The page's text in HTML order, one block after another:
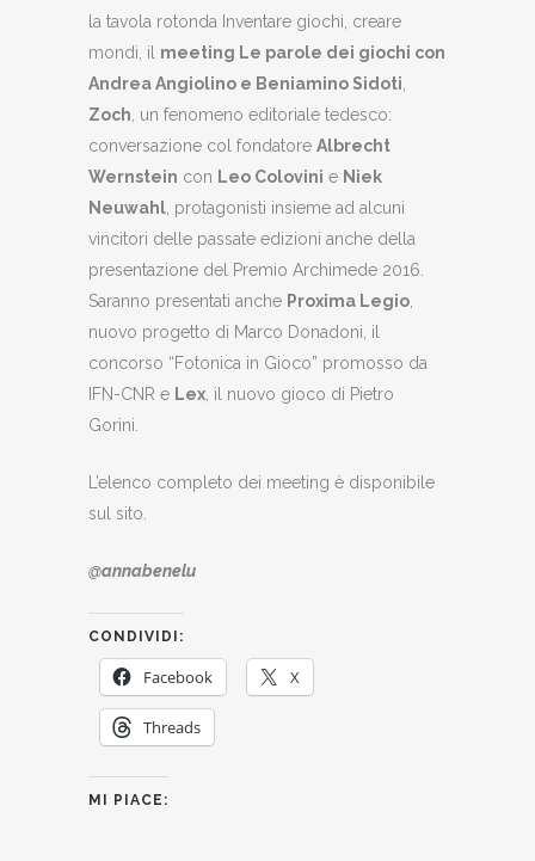
la tavola rotonda Inventare giochi, creare
mondi, il meeting Le parole dei giochi con
Andrea Angiolino e Beniamino Sidoti
Zoch , un fenomeno editoriale tedesco:
conversazione col fondatore Albrecht
Wernstein con Leo Colovini e Niek
Neuwahl , protagonisti insieme ad alcuni
vincitori delle passate edizioni anche della
presentazione del Premio Archimede 2016.
Saranno presentati anche Proxima Legio
nuovo progetto di Marco Donadoni, il
concorso “Fotonica in Gioco” promosso da
IFN-CNR e Lex , il nuovo gioco di Pietro
Gorini.
L’elenco completo dei meeting è disponibile
sul sito.
@annabenelu
CONDIVIDI:
Facebook X
Threads
MI PIACE: